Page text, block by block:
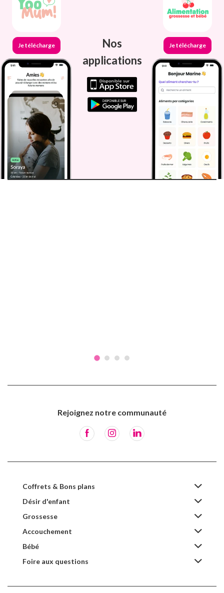
Je télécharge
Nos
applications
Je télécharge
Rejoignez notre communauté
Coffrets & Bons plans
Désir d'enfant
Grossesse
Accouchement
Bébé
Foire aux questions